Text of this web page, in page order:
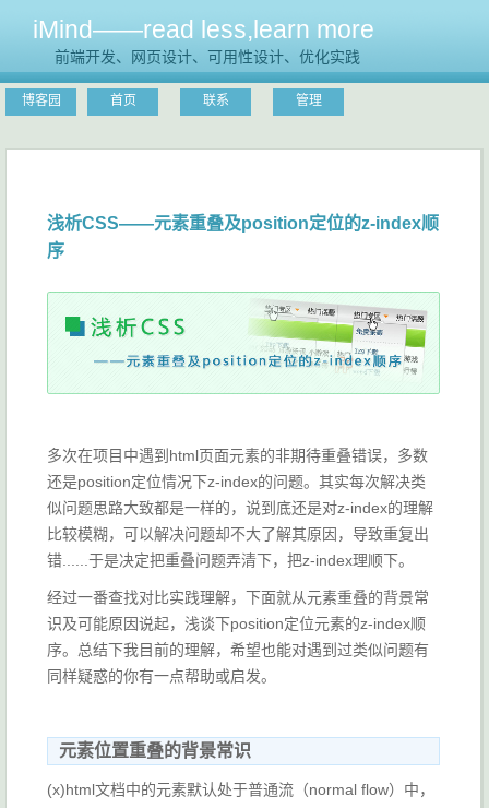
iMind——read less,learn more
前端开发、网页设计、可用性设计、优化实践
博客园 首页 联系 管理
浅析CSS——元素重叠及position定位的z-index顺
序
多次在项目中遇到html页面元素的非期待重叠错误，多数
还是position定位情况下z-index的问题。其实每次解决类
似问题思路大致都是一样的，说到底还是对z-index的理解
比较模糊，可以解决问题却不大了解其原因，导致重复出
错......于是决定把重叠问题弄清下，把z-index理顺下。
经过一番查找对比实践理解，下面就从元素重叠的背景常
识及可能原因说起，浅谈下position定位元素的z-index顺
序。总结下我目前的理解，希望也能对遇到过类似问题有
同样疑惑的你有一点帮助或启发。
元素位置重叠的背景常识
(x)html文档中的元素默认处于普通流（normal flow）中，